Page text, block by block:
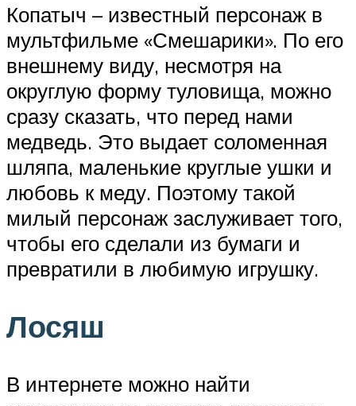
Копатыч – известный персонаж в
мультфильме «Смешарики». По его
внешнему виду, несмотря на
округлую форму туловища, можно
сразу сказать, что перед нами
медведь. Это выдает соломенная
шляпа, маленькие круглые ушки и
любовь к меду. Поэтому такой
милый персонаж заслуживает того,
чтобы его сделали из бумаги и
превратили в любимую игрушку.
Лосяш
В интернете можно найти